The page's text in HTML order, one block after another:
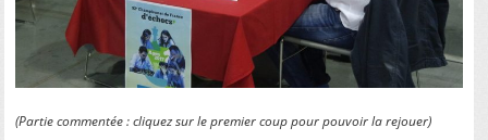
(Partie commentée : cliquez sur le premier coup pour pouvoir la rejouer)